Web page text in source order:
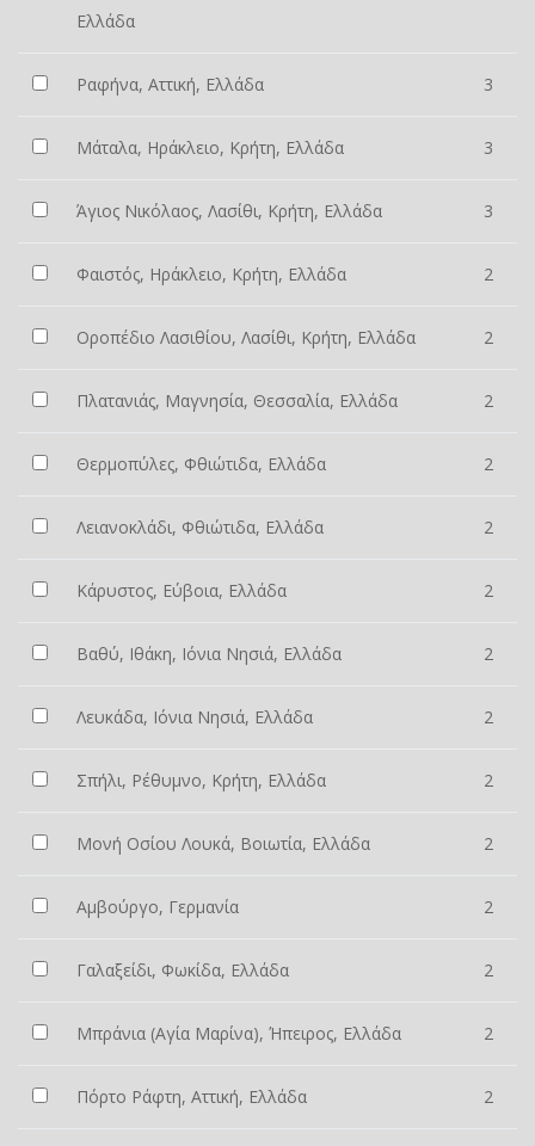
Ελλάδα
Ραφήνα, Αττική, Ελλάδα 3
Μάταλα, Ηράκλειο, Κρήτη, Ελλάδα 3
Άγιος Νικόλαος, Λασίθι, Κρήτη, Ελλάδα 3
Φαιστός, Ηράκλειο, Κρήτη, Ελλάδα 2
Οροπέδιο Λασιθίου, Λασίθι, Κρήτη, Ελλάδα 2
Πλατανιάς, Μαγνησία, Θεσσαλία, Ελλάδα 2
Θερμοπύλες, Φθιώτιδα, Ελλάδα 2
Λειανοκλάδι, Φθιώτιδα, Ελλάδα 2
Κάρυστος, Εύβοια, Ελλάδα 2
Βαθύ, Ιθάκη, Ιόνια Νησιά, Ελλάδα 2
Λευκάδα, Ιόνια Νησιά, Ελλάδα 2
Σπήλι, Ρέθυμνο, Κρήτη, Ελλάδα 2
Μονή Οσίου Λουκά, Βοιωτία, Ελλάδα 2
Αμβούργο, Γερμανία 2
Γαλαξείδι, Φωκίδα, Ελλάδα 2
Μπράνια (Αγία Μαρίνα), Ήπειρος, Ελλάδα 2
Πόρτο Ράφτη, Αττική, Ελλάδα 2